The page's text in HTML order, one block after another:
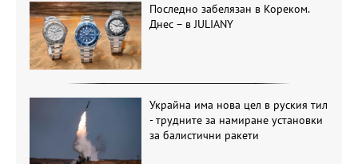
Последно забелязан в Кореком.
Днес – в JULIANY
Украйна има нова цел в руския тил
- трудните за намиране установки
за балистични ракети